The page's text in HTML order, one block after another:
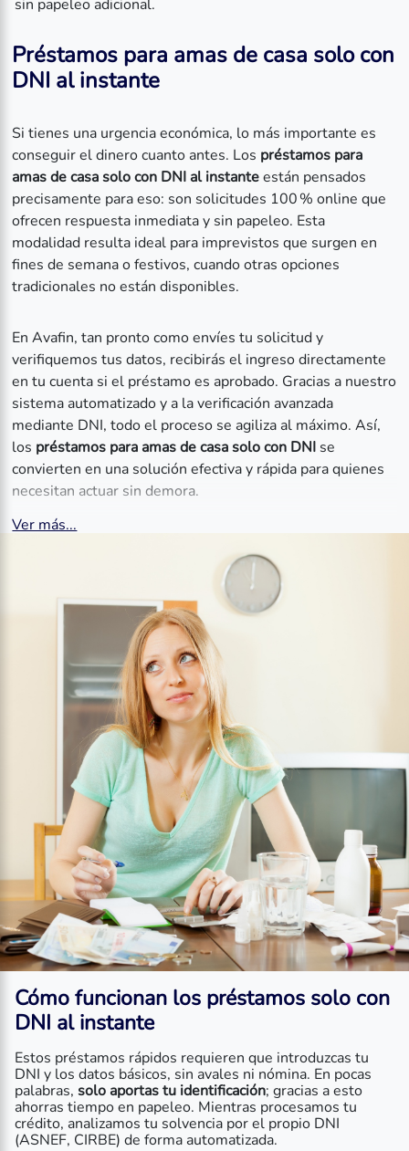
sin papeleo adicional.
Préstamos para amas de casa solo con
DNI al instante
Si tienes una urgencia económica, lo más importante es
conseguir el dinero cuanto antes. Los préstamos para
amas de casa solo con DNI al instanteestán pensados
precisamente para eso: son solicitudes 100 % online que
ofrecen respuesta inmediata y sin papeleo. Esta
modalidad resulta ideal para imprevistos que surgen en
fines de semana o festivos, cuando otras opciones
tradicionales no están disponibles.
En Avafin, tan pronto como envíes tu solicitud y
verifiquemos tus datos, recibirás el ingreso directamente
en tu cuenta si el préstamo es aprobado. Gracias a nuestro
sistema automatizado y a la verificación avanzada
mediante DNI, todo el proceso se agiliza al máximo. Así,
los préstamos para amas de casa solo con DNI se
convierten en una solución efectiva y rápida para quienes
necesitan actuar sin demora.
Ver más...
Cómo funcionan los préstamos solo con
DNI al instante
Estos préstamos rápidos requieren que introduzcas tu
DNI y los datos básicos, sin avales ni nómina. En pocas
palabras, solo aportas tu identificación; gracias a esto
ahorras tiempo en papeleo. Mientras procesamos tu
crédito, analizamos tu solvencia por el propio DNI
(ASNEF, CIRBE) de forma automatizada.